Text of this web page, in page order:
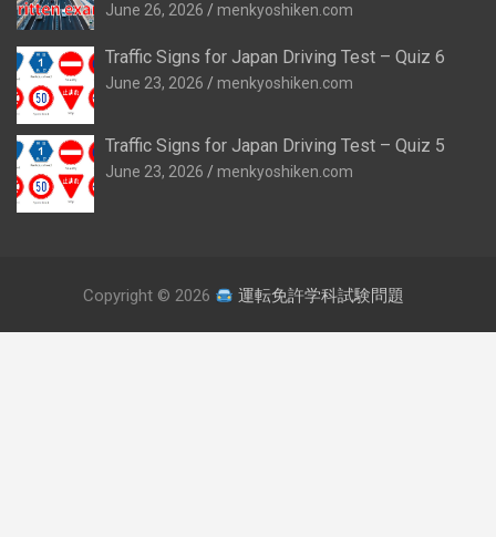
June 26, 2026 menkyoshiken.com
Traffic Signs for Japan Driving Test – Quiz 6
June 23, 2026 menkyoshiken.com
Traffic Signs for Japan Driving Test – Quiz 5
June 23, 2026 menkyoshiken.com
Copyright © 2026 運転免許学科試験問題